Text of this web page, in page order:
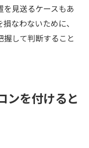
見送るケースもあ
なわないために、
して判断すること
ンを付けると